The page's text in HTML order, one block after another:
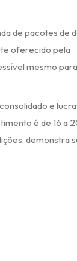
de pacotes de
oferecido pela
mesmo para
e
é de 16 a
demonstra